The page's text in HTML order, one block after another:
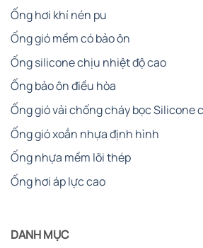
Ống hơi khí nén pu
Ống gió mềm có bảo ôn
Ống silicone chịu nhiệt độ cao
Ống bảo ôn điều hòa
Ống gió vải chống cháy bọc Silicone
Ống gió xoắn nhựa định hình
Ống nhựa mềm lõi thép
Ống hơi áp lực cao
DANH MỤC